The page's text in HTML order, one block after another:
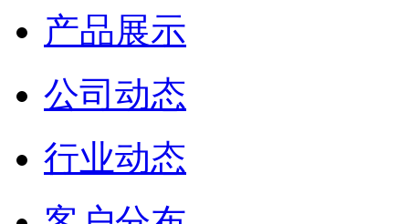
产品展示
公司动态
行业动态